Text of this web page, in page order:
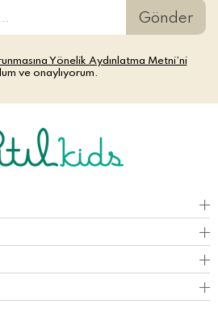
Gönder
Yönelik Aydınlatma Metni’ni
ve onaylıyorum.